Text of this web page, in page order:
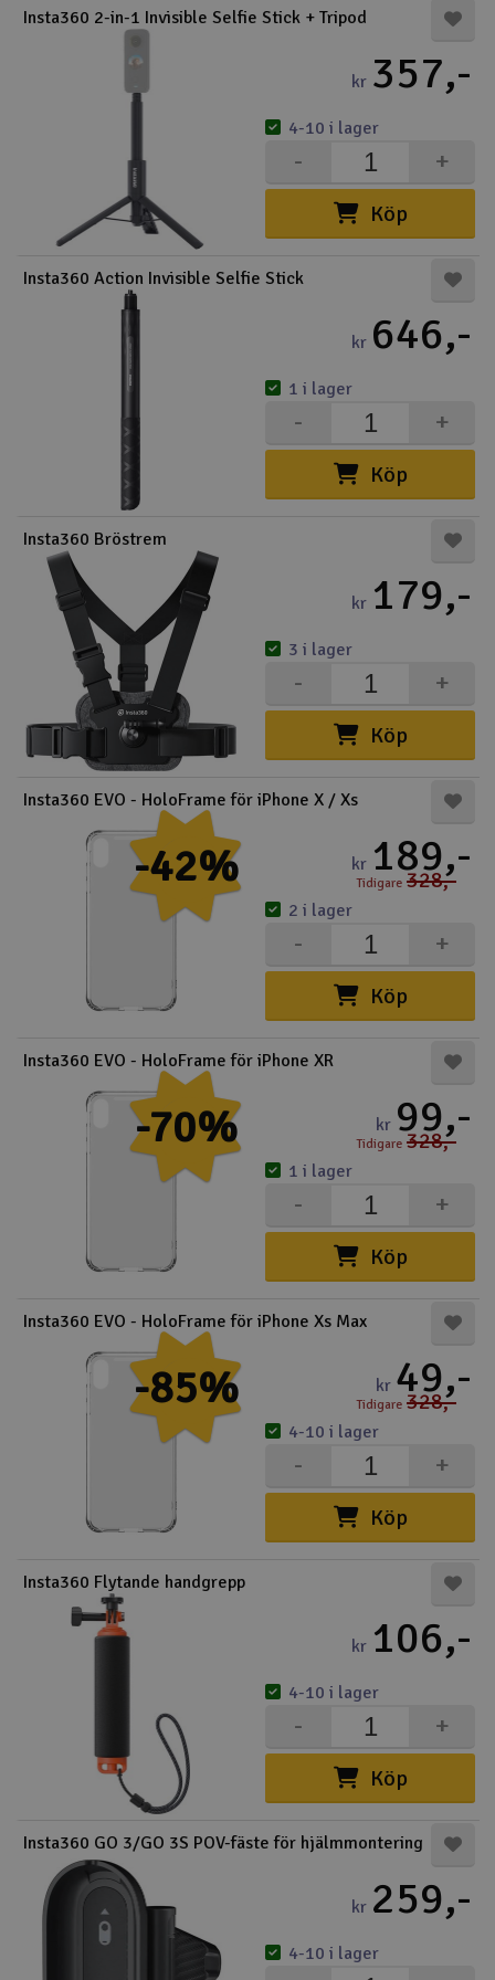
Drönare
Flygplan
Kamerautrustning
Modellbygg- och byggsatser
Modelljärnväg
Motor & tillbehör
Outlet
Radioutrustning
Raketer
Scooter & elfordon
Smarthem, lek och hobby
Solenergi
Verktyg, utrustning och tillbehör
Presentkort
Insta360 2-in-1 Invisible Selfie Stick + Tripod
kr 357,-
Köp
+
-
4-10 i lager
Insta360 Action Invisible Selfie Stick
kr 646,-
Köp
+
-
1 i lager
Insta360 Bröstrem
kr 179,-
Köp
+
-
3 i lager
-42%
Insta360 EVO - HoloFrame för iPhone X / Xs
kr 189,-
Tidigare 328,-
Köp
+
-
2 i lager
-70%
Insta360 EVO - HoloFrame för iPhone XR
kr 99,-
Tidigare 328,-
Köp
+
-
1 i lager
-85%
Insta360 EVO - HoloFrame för iPhone Xs Max
kr 49,-
Tidigare 328,-
Köp
+
-
4-10 i lager
Insta360 Flytande handgrepp
kr 106,-
Köp
+
-
4-10 i lager
Insta360 GO 3/GO 3S POV-fäste för hjälmmontering
kr 259,-
4-10 i lager